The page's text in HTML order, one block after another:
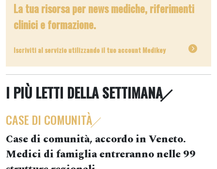
La tua risorsa per news mediche, riferimenti
clinici e formazione.
Iscriviti al servizio utilizzando il tuo account Medikey
I PIÙ LETTI DELLA SETTIMANA
CASE DI COMUNITÀ
Case di comunità, accordo in Veneto.
Medici di famiglia entreranno nelle 99